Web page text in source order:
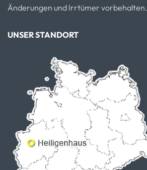
Änderungen und Irrtümer vorbehalten.
UNSER STANDORT